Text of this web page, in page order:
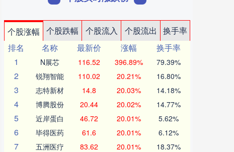
个股涨幅 个股跌幅 个股流入 个股流出
换手率
排名
名称 最新价 涨幅
换手率
1
N展芯 116.52 396.89% 79.39%
2 锐翔智能 110.02 20.21% 16.80%
3 志特新材 14.8 20.03% 14.18%
4 博腾股份 20.44 20.02% 14.77%
5 近岸蛋白 46.72 20.01% 5.62%
6 毕得医药 61.6 20.01% 6.12%
7 五洲医疗 83.62 20.01% 18.37%